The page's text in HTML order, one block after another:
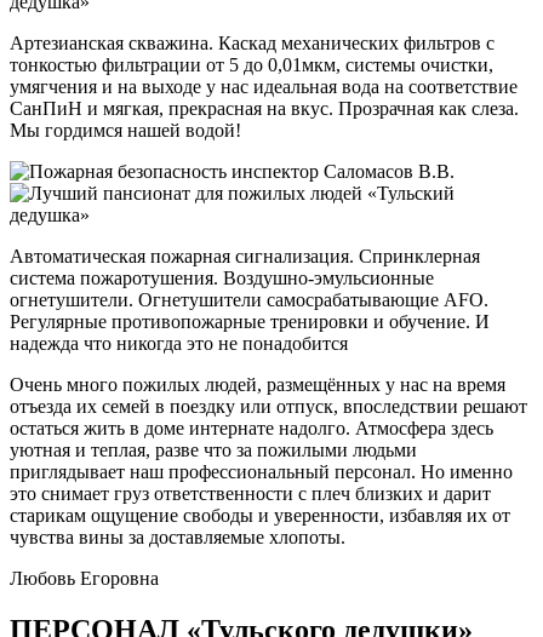
Артезианская скважина. Каскад механических фильтров с
тонкостью фильтрации от 5 до 0,01мкм, системы очистки,
умягчения и на выходе у нас идеальная вода на соответствие
СанПиН и мягкая, прекрасная на вкус. Прозрачная как слеза.
Мы гордимся нашей водой!
Автоматическая пожарная сигнализация. Спринклерная
система пожаротушения. Воздушно-эмульсионные
огнетушители. Огнетушители самосрабатывающие AFO.
Регулярные противопожарные тренировки и обучение. И
надежда что никогда это не понадобится
Очень много пожилых людей, размещённых у нас на время
отъезда их семей в поездку или отпуск, впоследствии решают
остаться жить в доме интернате надолго. Атмосфера здесь
уютная и теплая, разве что за пожилыми людьми
приглядывает наш профессиональный персонал. Но именно
это снимает груз ответственности с плеч близких и дарит
старикам ощущение свободы и уверенности, избавляя их от
чувства вины за доставляемые хлопоты.
Любовь Егоровна
ПЕРСОНАЛ «Тульского дедушки»